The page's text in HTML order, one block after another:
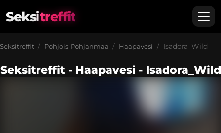
Seksitreffit
Seksitreffit Pohjois-Pohjanmaa Haapavesi Isadora_Wild
Seksitreffit - Haapavesi - Isadora_Wild